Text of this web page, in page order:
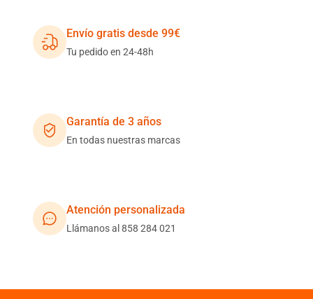
Envío gratis desde 99€
Tu pedido en 24-48h
Garantía de 3 años
En todas nuestras marcas
Atención personalizada
Llámanos al 858 284 021